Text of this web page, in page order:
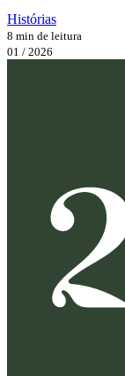
Histórias
8 min de leitura
01 / 2026